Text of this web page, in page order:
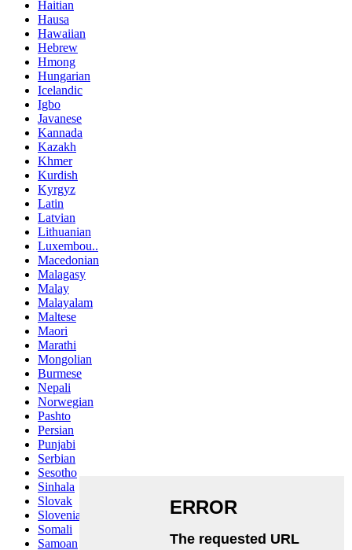
Haitian
Hausa
Hawaiian
Hebrew
Hmong
Hungarian
Icelandic
Igbo
Javanese
Kannada
Kazakh
Khmer
Kurdish
Kyrgyz
Latin
Latvian
Lithuanian
Luxembou..
Macedonian
Malagasy
Malay
Malayalam
Maltese
Maori
Marathi
Mongolian
Burmese
Nepali
Norwegian
Pashto
Persian
Punjabi
Serbian
Sesotho
Sinhala
Slovak
Slovenian
Somali
Samoan